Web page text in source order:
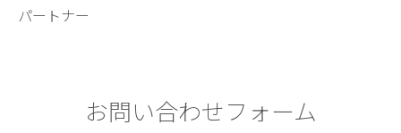
パートナー
お問い合わせフォーム